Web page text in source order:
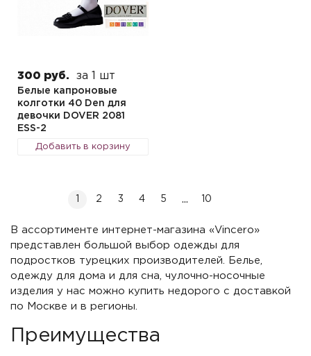
300 руб. за 1 шт
Белые капроновые
колготки 40 Den для
девочки DOVER 2081
ESS-2
Добавить в корзину
2 3 4 5 ... 10
В ассортименте интернет-магазина «Vincero»
представлен большой выбор одежды для
подростков турецких производителей. Белье,
одежду для дома и для сна, чулочно-носочные
изделия у нас можно купить недорого с доставкой
по Москве и в регионы.
Преимущества